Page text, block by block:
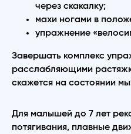
через скакалку;
махи ногами в
упражнение
Завершать комплекс
расслабляющими
скажется на состоянии
Для малышей до 7 лет
потягивания, плавные